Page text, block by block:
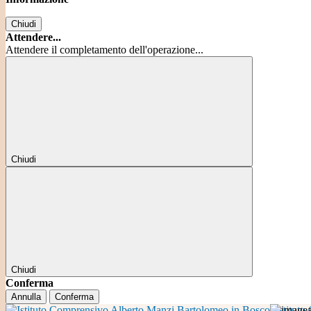
Chiudi
Attendere...
Attendere il completamento dell'operazione...
Chiudi
Chiudi
Conferma
Annulla Conferma